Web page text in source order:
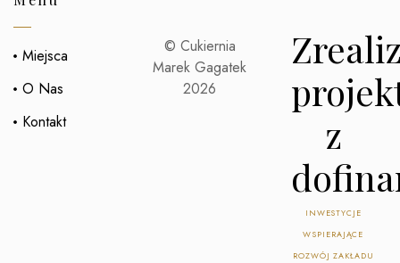
Miejsca
O Nas
Kontakt
© Cukiernia
Marek Gagatek
2026
z
INWESTYCJE
WSPIERAJĄCE
ROZWÓJ ZAKŁADU